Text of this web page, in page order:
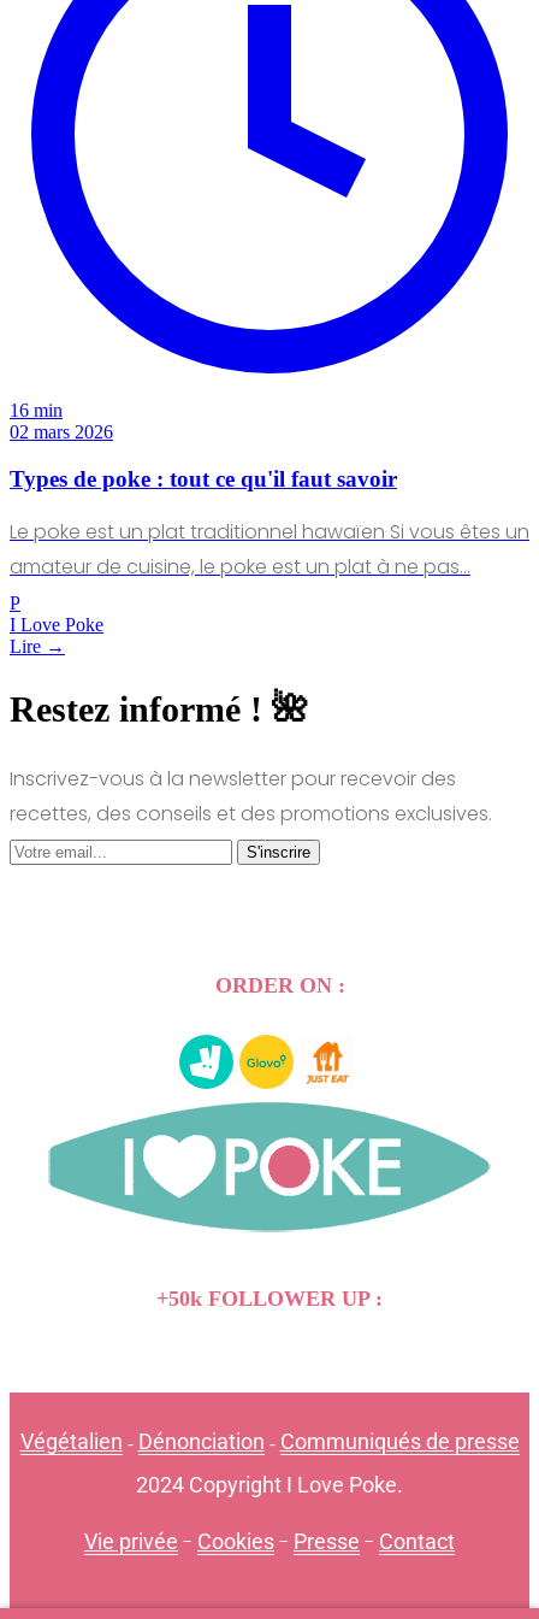
16 min
02 mars 2026
Types de poke : tout ce qu'il faut savoir
Le poke est un plat traditionnel hawaïen Si vous êtes un
amateur de cuisine, le poke est un plat à ne pas…
P
I Love Poke
Lire →
Restez informé ! 🌺
Inscrivez-vous à la newsletter pour recevoir des
recettes, des conseils et des promotions exclusives.
S'inscrire
ORDER ON :
+50k FOLLOWER UP :
Végétalien - Dénonciation - Communiqués de presse
2024 Copyright I Love Poke.
Vie privée - Cookies- Presse - Contact